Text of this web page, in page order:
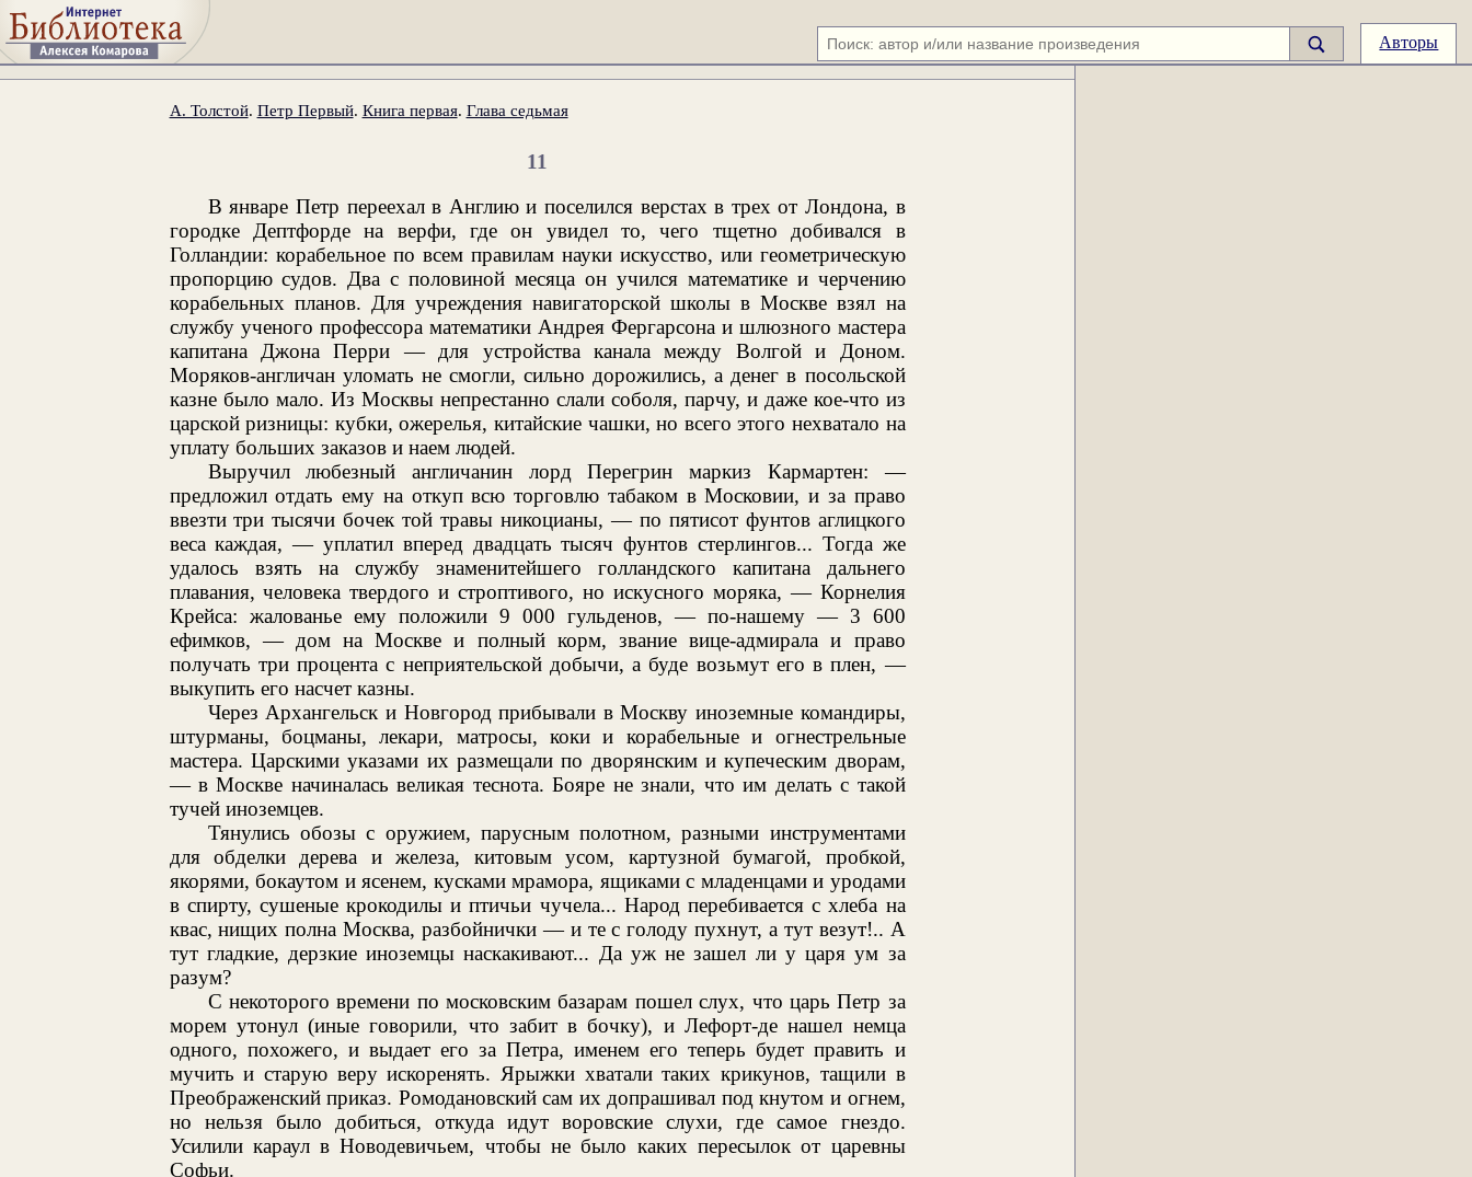
Авторы
А. Толстой. Петр Первый. Книга первая. Глава седьмая
11
В январе Петр переехал в Англию и поселился верстах в трех от Лондона, в
городке Дептфорде на верфи, где он увидел то, чего тщетно добивался в
Голландии: корабельное по всем правилам науки искусство, или геометрическую
пропорцию судов. Два с половиной месяца он учился математике и черчению
корабельных планов. Для учреждения навигаторской школы в Москве взял на
службу ученого профессора математики Андрея Фергарсона и шлюзного мастера
капитана Джона Перри — для устройства канала между Волгой и Доном.
Моряков-англичан уломать не смогли, сильно дорожились, а денег в посольской
казне было мало. Из Москвы непрестанно слали соболя, парчу, и даже кое-что из
царской ризницы: кубки, ожерелья, китайские чашки, но всего этого нехватало на
уплату больших заказов и наем людей.
Выручил любезный англичанин лорд Перегрин маркиз Кармартен: —
предложил отдать ему на откуп всю торговлю табаком в Московии, и за право
ввезти три тысячи бочек той травы никоцианы, — по пятисот фунтов аглицкого
веса каждая, — уплатил вперед двадцать тысяч фунтов стерлингов... Тогда же
удалось взять на службу знаменитейшего голландского капитана дальнего
плавания, человека твердого и строптивого, но искусного моряка, — Корнелия
Крейса: жалованье ему положили 9 000 гульденов, — по-нашему — 3 600
ефимков, — дом на Москве и полный корм, звание вице-адмирала и право
получать три процента с неприятельской добычи, а буде возьмут его в плен, —
выкупить его насчет казны.
Через Архангельск и Новгород прибывали в Москву иноземные командиры,
штурманы, боцманы, лекари, матросы, коки и корабельные и огнестрельные
мастера. Царскими указами их размещали по дворянским и купеческим дворам,
— в Москве начиналась великая теснота. Бояре не знали, что им делать с такой
тучей иноземцев.
Тянулись обозы с оружием, парусным полотном, разными инструментами
для обделки дерева и железа, китовым усом, картузной бумагой, пробкой,
якорями, бокаутом и ясенем, кусками мрамора, ящиками с младенцами и уродами
в спирту, сушеные крокодилы и птичьи чучела... Народ перебивается с хлеба на
квас, нищих полна Москва, разбойнички — и те с голоду пухнут, а тут везут!.. А
тут гладкие, дерзкие иноземцы наскакивают... Да уж не зашел ли у царя ум за
разум?
С некоторого времени по московским базарам пошел слух, что царь Петр за
морем утонул (иные говорили, что забит в бочку), и Лефорт-де нашел немца
одного, похожего, и выдает его за Петра, именем его теперь будет править и
мучить и старую веру искоренять. Ярыжки хватали таких крикунов, тащили в
Преображенский приказ. Ромодановский сам их допрашивал под кнутом и огнем,
но нельзя было добиться, откуда идут воровские слухи, где самое гнездо.
Усилили караул в Новодевичьем, чтобы не было каких пересылок от царевны
Софьи.